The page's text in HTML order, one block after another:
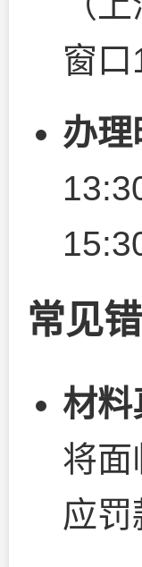
窗口
办理
常见
材料
将面
应罚